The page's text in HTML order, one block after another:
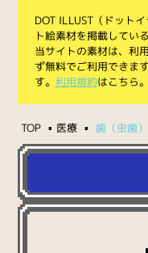
DOT ILLUST（ドット
ト絵素材を掲載してい
当サイトの素材は、利
ず無料でご利用できま
す。 利用規約はこちら。
TOP 医療 歯（虫歯）